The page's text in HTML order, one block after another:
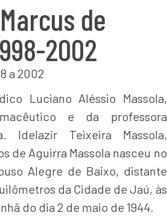
de
2002
a 2002
Luciano Aléssio Massola,
e da professora
Idelazir Teixeira Massola,
de Aguirra Massola nasceu no
Alegre de Baixo, distante
da Cidade de Jaú, às
do dia 2 de maio de 1944.